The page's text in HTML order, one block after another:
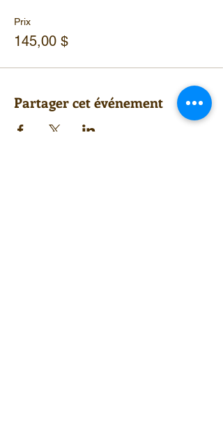
Prix
145,00 $
Partager cet événement